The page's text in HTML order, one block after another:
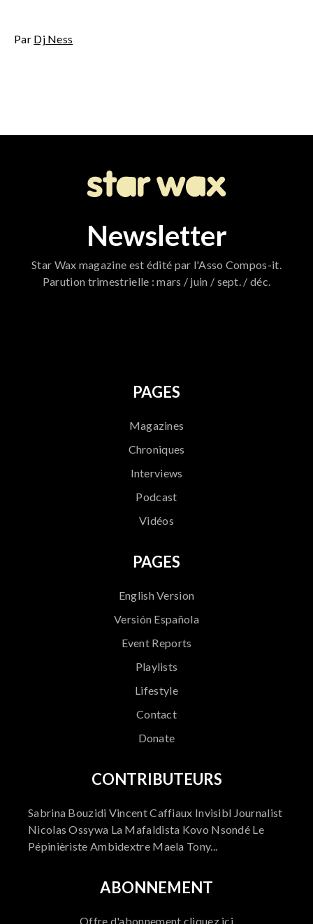
Par Dj Ness
Newsletter
Star Wax magazine est édité par l'Asso Compos-it.
Parution trimestrielle : mars / juin / sept. / déc.
PAGES
Magazines
Chroniques
Interviews
Podcast
Vidéos
PAGES
English Version
Versión Española
Event Reports
Playlists
Lifestyle
Contact
Donate
CONTRIBUTEURS
Sabrina Bouzidi Vincent Caffiaux Invisibl Journalist
Nicolas Ossywa La Mafaldista Kovo Nsondé Le
Pépinièriste Ambidextre Maela Tony...
ABONNEMENT
Offre d'abonnement cliquez ici